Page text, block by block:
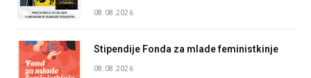
08.08.2026
Stipendije Fonda za mlade feministkinje
08.08.2026